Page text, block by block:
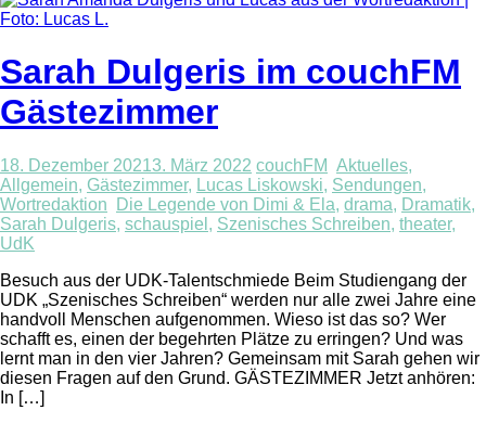
Sarah Dulgeris im couchFM
Gästezimmer
18. Dezember 20213. März 2022 couchFM Aktuelles,
Allgemein, Gästezimmer, Lucas Liskowski, Sendungen,
Wortredaktion
Die Legende von Dimi & Ela, drama, Dramatik,
Sarah Dulgeris, schauspiel , Szenisches Schreiben, theater,
UdK
Besuch aus der UDK-Talentschmiede Beim Studiengang der
UDK „Szenisches Schreiben“ werden nur alle zwei Jahre eine
handvoll Menschen aufgenommen. Wieso ist das so? Wer
schafft es, einen der begehrten Plätze zu erringen? Und was
lernt man in den vier Jahren? Gemeinsam mit Sarah gehen wir
diesen Fragen auf den Grund. GÄSTEZIMMER Jetzt anhören:
In […]